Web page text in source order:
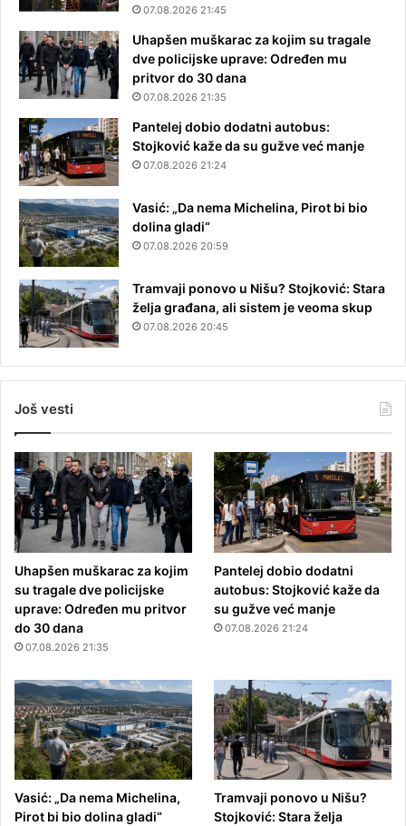
07.08.2026 21:45
Uhapšen muškarac za kojim su tragale
dve policijske uprave: Određen mu
pritvor do 30 dana
07.08.2026 21:35
Pantelej dobio dodatni autobus:
Stojković kaže da su gužve već manje
07.08.2026 21:24
Vasić: „Da nema Michelina, Pirot bi bio
dolina gladi“
07.08.2026 20:59
Tramvaji ponovo u Nišu? Stojković: Stara
želja građana, ali sistem je veoma skup
07.08.2026 20:45
Još vesti
Uhapšen muškarac za kojim
su tragale dve policijske
uprave: Određen mu pritvor
do 30 dana
07.08.2026 21:35
Pantelej dobio dodatni
autobus: Stojković kaže da
su gužve već manje
07.08.2026 21:24
Vasić: „Da nema Michelina,
Pirot bi bio dolina gladi“
Tramvaji ponovo u Nišu?
Stojković: Stara želja